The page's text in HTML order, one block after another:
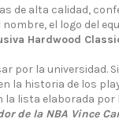
de alta calidad,
nombre, el logo del
Hardwood
por la universidad.
la historia de los
la lista elaborada
de la NBA Vince